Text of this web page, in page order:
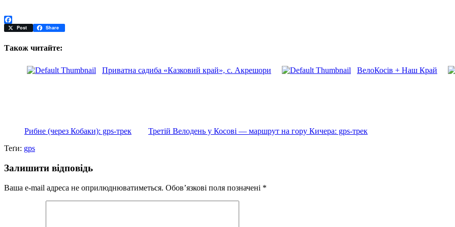
Facebook
Post Share
Також читайте:
Приватна садиба «Казковий край», с. Акрешори ВелоКосів + Наш Край
Рибне (через Кобаки): gps-трек
Третій Велодень у Косові — маршрут на гору Кичера: gps-трек
Теґи: gps
Залишити відповідь
Ваша e-mail адреса не оприлюднюватиметься. Обов’язкові поля позначені *